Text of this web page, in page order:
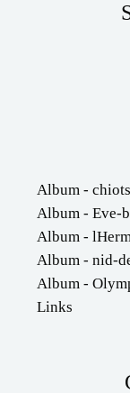
Album -
Album - Eve-
Album -
Album - nid-
Album -
Links